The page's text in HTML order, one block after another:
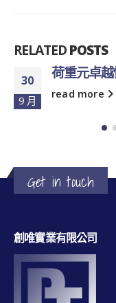
RELATEDPOSTS
30
9 月
荷重元卓
read more
Get in touch
創唯實業有限公司